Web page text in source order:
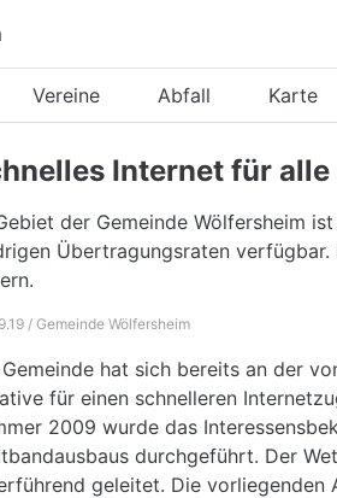
Vereine Abfall Karte
Internet für
der Gemeinde Wölfersheim
Übertragungsraten
/ Gemeinde Wölfersheim
hat sich bereits an der
für einen schnelleren
2009 wurde das
durchgeführt. Der
geleitet. Die vorliegenden